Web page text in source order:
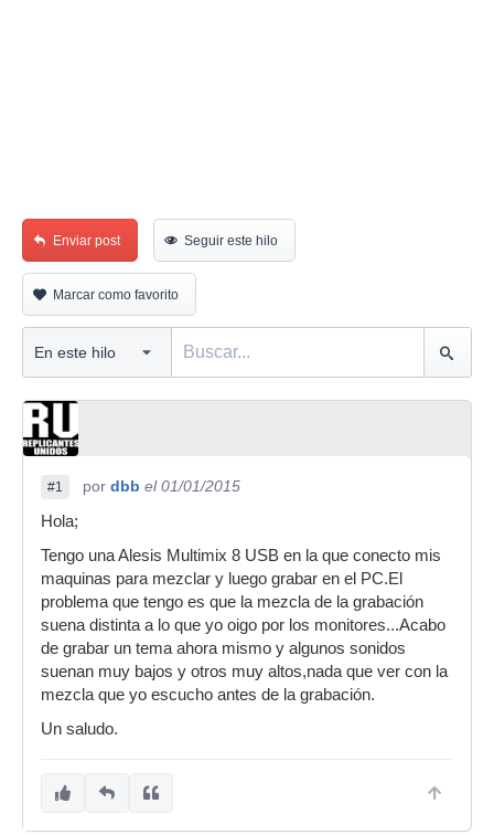
Enviar post Seguir este hilo
Marcar como favorito
#1 por dbb el 01/01/2015
Hola;
Tengo una Alesis Multimix 8 USB en la que conecto mis
maquinas para mezclar y luego grabar en el PC.El
problema que tengo es que la mezcla de la grabación
suena distinta a lo que yo oigo por los monitores...Acabo
de grabar un tema ahora mismo y algunos sonidos
suenan muy bajos y otros muy altos,nada que ver con la
mezcla que yo escucho antes de la grabación.
Un saludo.